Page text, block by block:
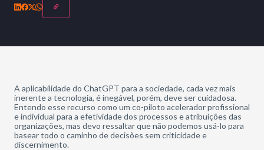
A aplicabilidade do ChatGPT para a sociedade, cada vez mais
inerente a tecnologia, é inegável, porém, deve ser cuidadosa.
Entendo esse recurso como um co-piloto acelerador profissional
e individual para a efetividade dos processos e atribuições das
organizações, mas devo ressaltar que não podemos usá-lo para
basear todo o caminho de decisões sem criticidade e
discernimento.